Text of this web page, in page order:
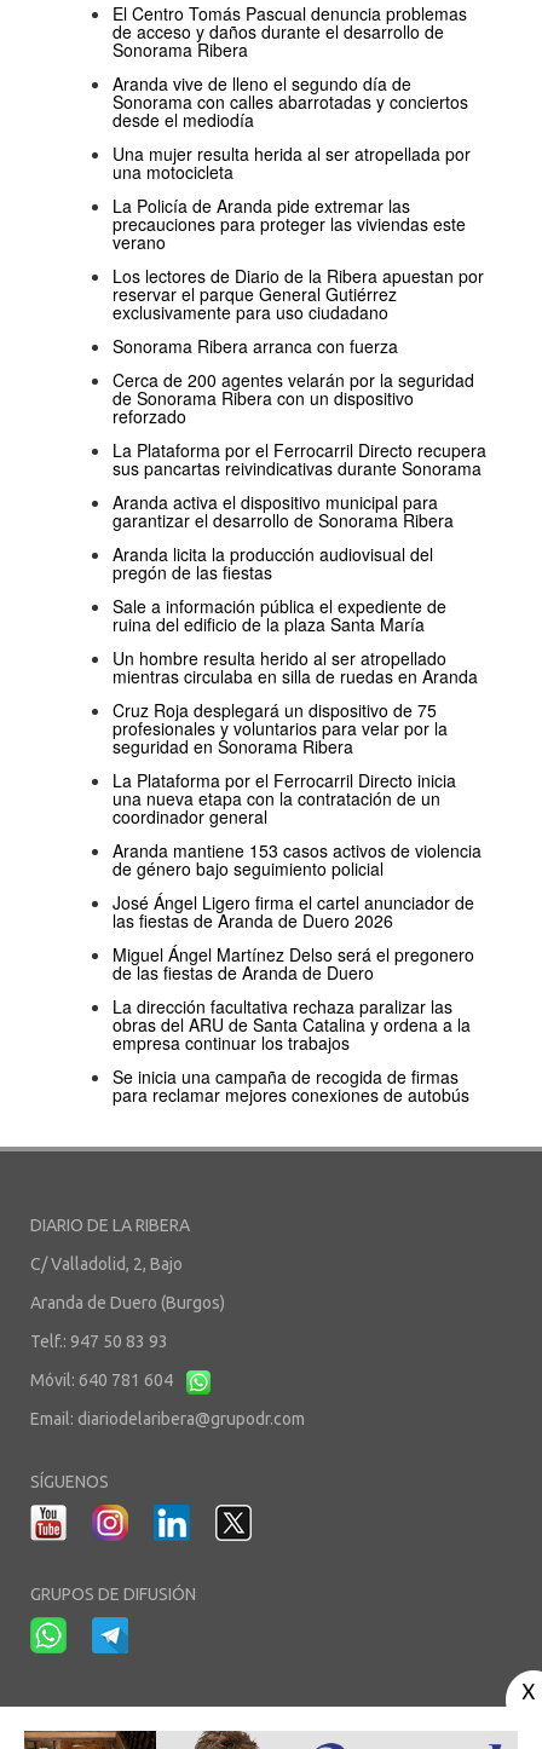
El Centro Tomás Pascual denuncia problemas
de acceso y daños durante el desarrollo de
Sonorama Ribera
Aranda vive de lleno el segundo día de
Sonorama con calles abarrotadas y conciertos
desde el mediodía
Una mujer resulta herida al ser atropellada por
una motocicleta
La Policía de Aranda pide extremar las
precauciones para proteger las viviendas este
verano
Los lectores de Diario de la Ribera apuestan por
reservar el parque General Gutiérrez
exclusivamente para uso ciudadano
Sonorama Ribera arranca con fuerza
Cerca de 200 agentes velarán por la seguridad
de Sonorama Ribera con un dispositivo
reforzado
La Plataforma por el Ferrocarril Directo recupera
sus pancartas reivindicativas durante Sonorama
Aranda activa el dispositivo municipal para
garantizar el desarrollo de Sonorama Ribera
Aranda licita la producción audiovisual del
pregón de las fiestas
Sale a información pública el expediente de
ruina del edificio de la plaza Santa María
Un hombre resulta herido al ser atropellado
mientras circulaba en silla de ruedas en Aranda
Cruz Roja desplegará un dispositivo de 75
profesionales y voluntarios para velar por la
seguridad en Sonorama Ribera
La Plataforma por el Ferrocarril Directo inicia
una nueva etapa con la contratación de un
coordinador general
Aranda mantiene 153 casos activos de violencia
de género bajo seguimiento policial
José Ángel Ligero firma el cartel anunciador de
las fiestas de Aranda de Duero 2026
Miguel Ángel Martínez Delso será el pregonero
de las fiestas de Aranda de Duero
La dirección facultativa rechaza paralizar las
obras del ARU de Santa Catalina y ordena a la
empresa continuar los trabajos
Se inicia una campaña de recogida de firmas
para reclamar mejores conexiones de autobús
DIARIO DE LA RIBERA
C/ Valladolid, 2, Bajo
Aranda de Duero (Burgos)
Telf.: 947 50 83 93
Móvil: 640 781 604
Email: diariodelaribera@grupodr.com
SÍGUENOS
GRUPOS DE DIFUSIÓN